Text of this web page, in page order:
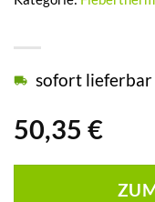
50,35 €
sofort lieferbar